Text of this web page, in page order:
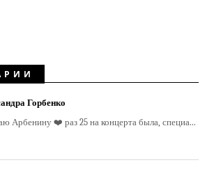
Горбенко
Арбенину ❤️ раз 25 на концерта была, специа...